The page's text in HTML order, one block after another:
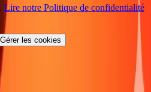
Lire notre Politique de confidentialité
Gérer les cookies